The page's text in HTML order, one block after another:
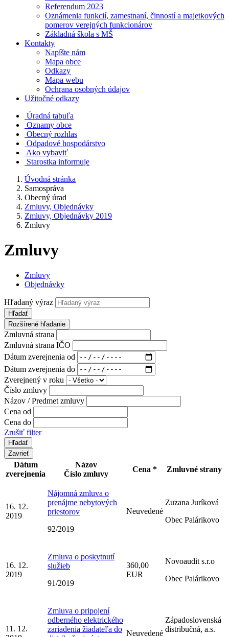
Referendum 2023
Oznámenia funkcií, zamestnaní, činností a majetkových
pomerov verejných funkcionárov
Základná škola s MŠ
Kontakty
Napíšte nám
Mapa obce
Odkazy
Mapa webu
Ochrana osobných údajov
Užitočné odkazy
Úradná tabuľa
Oznamy obce
Obecný rozhlas
Odpadové hospodárstvo
Ako vybaviť
Starostka informuje
Úvodná stránka
Samospráva
Obecný úrad
Zmluvy, Objednávky
Zmluvy, Objednávky 2019
Zmluvy
Zmluvy
Zmluvy
Objednávky
Hľadaný výraz
Hľadať
Rozšírené hľadanie
Zmluvná strana
Zmluvná strana IČO
Dátum zverejnenia od
Dátum zverejnenia do
Zverejnený v roku
Číslo zmluvy
Názov / Predmet zmluvy
Cena od
Cena do
Zrušiť filter
Zavrieť
Dátum
zverejnenia
Názov
Číslo zmluvy
Cena * Zmluvné strany
16. 12.
2019
Nájomná zmluva o
prenájme nebytových
priestorov
92/2019
Neuvedené
Zuzana Juríková
Obec Palárikovo
16. 12.
2019
Zmluva o poskytnutí
služieb
91/2019
360,00
EUR
Novoaudit s.r.o
Obec Palárikovo
11. 12.
Zmluva o pripojení
odberného elektrického
zariadenia žiadateľa do Neuvedené
Západoslovenská
distribučná, a.s.